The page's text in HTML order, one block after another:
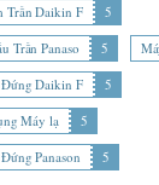
Trần Daikin F
5
Trần Panaso
5
Daikin F
5
Máy lạ
5
Panason
5